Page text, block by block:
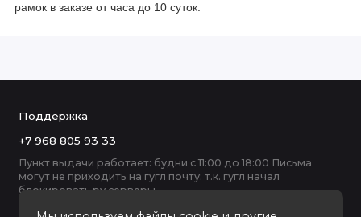
рамок в заказе от часа до 10 суток.
Поддержка
+7 968 805 93 33
Пункт выдачи работает: будни с 11:00 до 18:00 Письма
могут не приходить на гугл почту: т.к. гугл начал
блокировать ру серверы